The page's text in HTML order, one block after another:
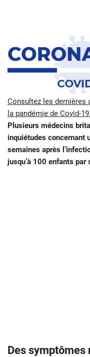
Consultez les
la pandémie de Covid-19.
Plusieurs médecins
inquiétudes concernant
semaines après
jusqu’à 100 enfants par
Des symptômes